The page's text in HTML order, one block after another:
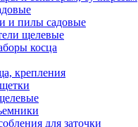
и пилы садовые
щелевые
косца
крепления
для заточки